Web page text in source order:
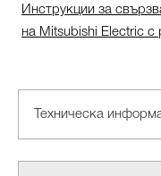
Инструкции за
на Mitsubishi Electric с
Техническа